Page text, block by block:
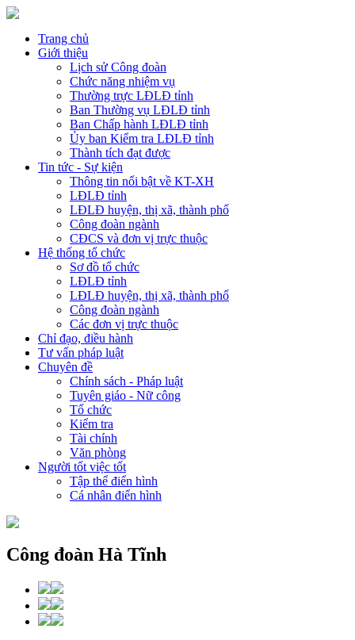
Trang chủ
Giới thiệu
Lịch sử Công đoàn
Chức năng nhiệm vụ
Thường trực LĐLĐ tỉnh
Ban Thường vụ LĐLĐ tỉnh
Ban Chấp hành LĐLĐ tỉnh
Ủy ban Kiểm tra LĐLĐ tỉnh
Thành tích đạt được
Tin tức - Sự kiện
Thông tin nổi bật về KT-XH
LĐLĐ tỉnh
LĐLĐ huyện, thị xã, thành phố
Công đoàn ngành
CĐCS và đơn vị trực thuộc
Hệ thống tổ chức
Sơ đồ tổ chức
LĐLĐ tỉnh
LĐLĐ huyện, thị xã, thành phố
Công đoàn ngành
Các đơn vị trực thuộc
Chỉ đạo, điều hành
Tư vấn pháp luật
Chuyên đề
Chính sách - Pháp luật
Tuyên giáo - Nữ công
Tổ chức
Kiểm tra
Tài chính
Văn phòng
Người tốt việc tốt
Tập thể điển hình
Cá nhân điển hình
Công đoàn Hà Tĩnh